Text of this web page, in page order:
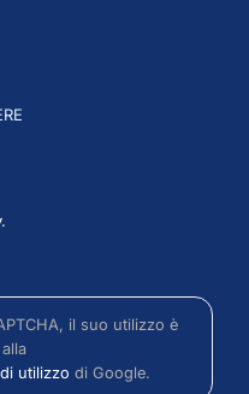
il suo utilizzo è
utilizzo di Google.